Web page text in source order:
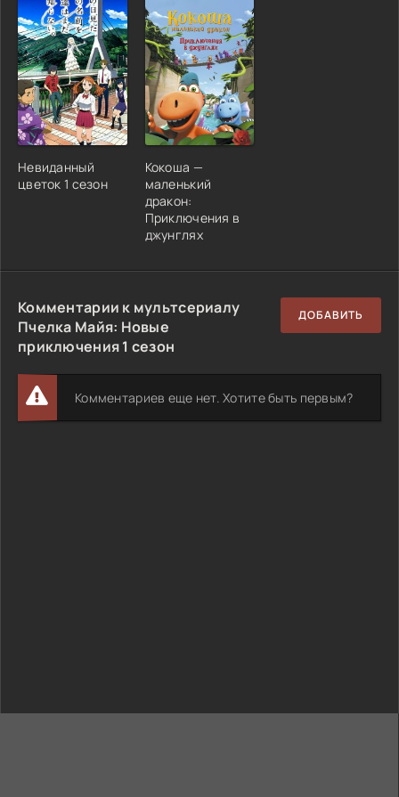
Невиданный
цветок 1 сезон
Кокоша —
маленький
дракон:
Приключения в
джунглях
Комментарии к мультсериалу
Пчелка Майя: Новые
приключения 1 сезон
ДОБАВИТЬ
Комментариев еще нет. Хотите быть первым?